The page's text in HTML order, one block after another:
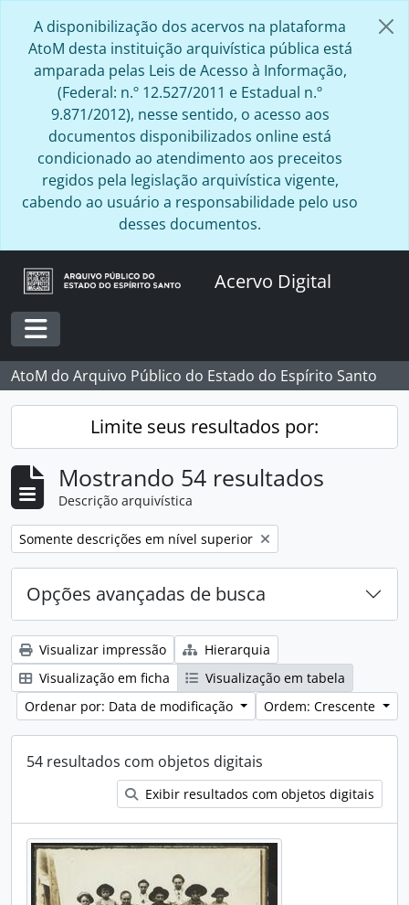
A disponibilização dos acervos na plataforma
AtoM desta instituição arquivística pública está
amparada pelas Leis de Acesso à Informação,
(Federal: n.º 12.527/2011 e Estadual n.º
9.871/2012), nesse sentido, o acesso aos
documentos disponibilizados online está
condicionado ao atendimento aos preceitos
regidos pela legislação arquivística vigente,
cabendo ao usuário a responsabilidade pelo uso
desses documentos.
Acervo Digital
Toggle navigation
AtoM do Arquivo Público do Estado do Espírito Santo
Limite seus resultados por:
Mostrando 54 resultados
Descrição arquivística
Remover filtro:
Somente descrições em nível superior
Opções avançadas de busca
Visualizar impressão
Hierarquia
Visualização em ficha
Visualização em tabela
Ordenar por: Data de modificação
Ordem: Crescente
54 resultados com objetos digitais
Exibir resultados com objetos digitais